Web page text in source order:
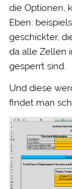
die Optionen,
Eben:
geschickter,
da alle Zellen
gesperrt sind.
Und diese
findet man